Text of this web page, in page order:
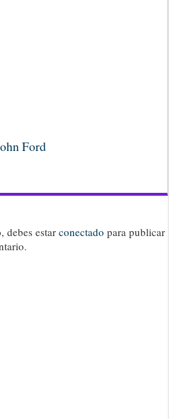
Ford
debes estarconectado para publicar